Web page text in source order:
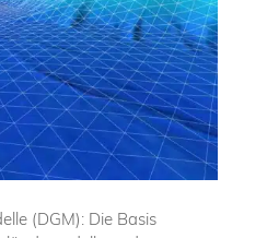
(DGM): Die Basis